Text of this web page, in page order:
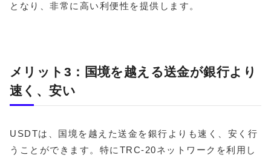
となり、非常に高い利便性を提供します。
メリット3：国境を越える送金が銀行より
速く、安い
USDTは、国境を越えた送金を銀行よりも速く、安く行
うことができます。特にTRC-20ネットワークを利用し